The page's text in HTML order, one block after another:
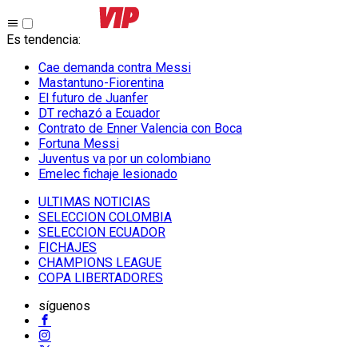
Es tendencia:
Cae demanda contra Messi
Mastantuno-Fiorentina
El futuro de Juanfer
DT rechazó a Ecuador
Contrato de Enner Valencia con Boca
Fortuna Messi
Juventus va por un colombiano
Emelec fichaje lesionado
ULTIMAS NOTICIAS
SELECCION COLOMBIA
SELECCION ECUADOR
FICHAJES
CHAMPIONS LEAGUE
COPA LIBERTADORES
síguenos